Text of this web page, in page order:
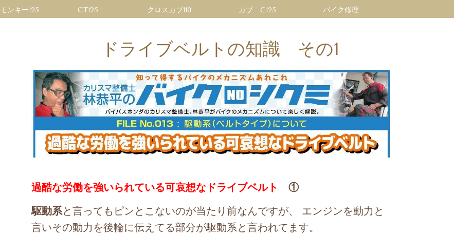
モンキー125 CT125 クロスカブ110 カブ C125 バイク修理
ドライブベルトの知識 その1
過酷な労働を強いられている可哀想なドライブベルト ①
駆動系と言ってもピンとこないのが当たり前なんですが、
エンジンを動力と
言いその動力を後輪に伝えてる部分が駆動系と言われてます。